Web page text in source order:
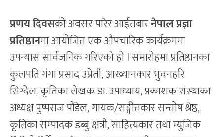
प्रणय दिवसको अवसर पारेर आईतबारनेपाल प्रज्ञा
प्रतिष्ठानमा आयोजित एक औपचारिक कार्यक्रममा
उपन्यास सार्वजनिक गरिएको हो l समारोहमा प्रतिष्ठानका
कुलपति गंगा प्रसाद उप्रेती, आख्यानकार भुवनहरि
सिग्देल, कृतिका लेखक डा. उपाध्याय, प्रकाशक संस्थाका
अध्यक्ष पुष्पराज पौडेल, गायक/सङ्गीतकार सन्तोष श्रेष्ठ,
कृतिका सम्पादक डब्बु क्षत्री, साहित्यकार तथा म्युजिक